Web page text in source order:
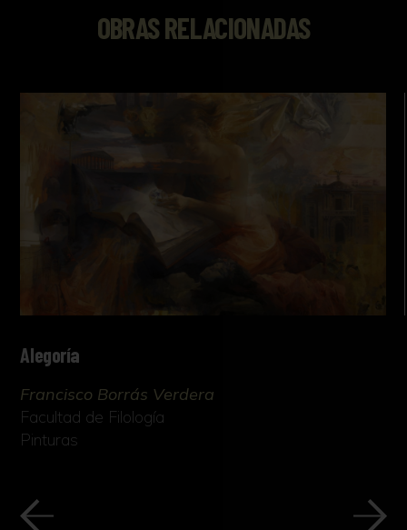
OBRAS RELACIONADAS
Alegoría
Francisco Borrás Verdera
Facultad de Filología
Pinturas